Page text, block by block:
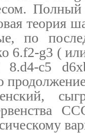
Полный
теория
по
6.f2-g3 (
8.d4-c5